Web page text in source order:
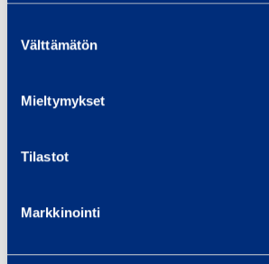
valinta
Välttämätön
Mieltymykset
Tilastot
Markkinointi